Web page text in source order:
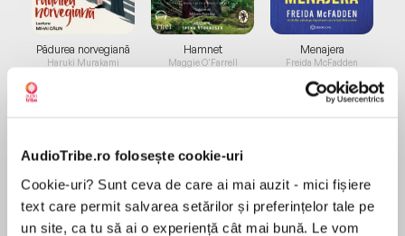
AudioTribe.ro folosește cookie-uri
Cookie-uri? Sunt ceva de care ai mai auzit - mici fișiere
text care permit salvarea setărilor și preferințelor tale pe
un site, ca tu să ai o experiență cât mai bună. Le vom
Pădurea norvegiană
Haruki Murakami
Elita de Argint (Elita
de...
Dani Francis
Hamnet
Maggie O'Farrell
Diavolul se îmbracă de
la...
Lauren Weisberger
Menajera
Freida McFadden
Migdală
Sohn Won-pyung